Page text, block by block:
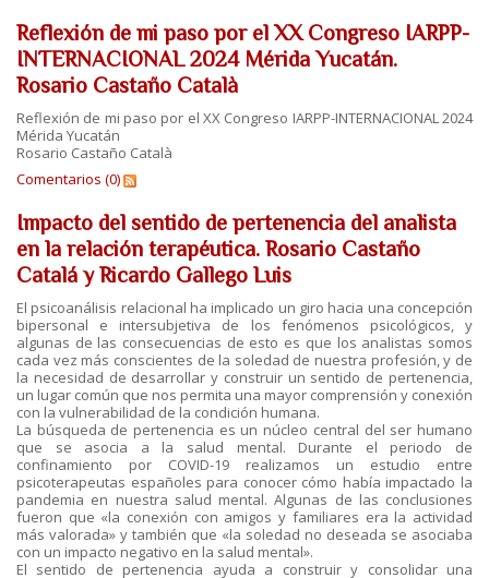
Reflexión de mi paso por el XX Congreso IARPP-
INTERNACIONAL 2024 Mérida Yucatán.
Rosario Castaño Català
Reflexión de mi paso por el XX Congreso IARPP-INTERNACIONAL 2024
Mérida Yucatán
Rosario Castaño Català
Comentarios (0)
Impacto del sentido de pertenencia del analista
en la relación terapéutica. Rosario Castaño
Catalá y Ricardo Gallego Luis
El psicoanálisis relacional ha implicado un giro hacia una concepción
bipersonal e intersubjetiva de los fenómenos psicológicos, y
algunas de las consecuencias de esto es que los analistas somos
cada vez más conscientes de la soledad de nuestra profesión, y de
la necesidad de desarrollar y construir un sentido de pertenencia,
un lugar común que nos permita una mayor comprensión y conexión
con la vulnerabilidad de la condición humana.
La búsqueda de pertenencia es un núcleo central del ser humano
que se asocia a la salud mental. Durante el periodo de
confinamiento por COVID-19 realizamos un estudio entre
psicoterapeutas españoles para conocer cómo había impactado la
pandemia en nuestra salud mental. Algunas de las conclusiones
fueron que «la conexión con amigos y familiares era la actividad
más valorada» y también que «la soledad no deseada se asociaba
con un impacto negativo en la salud mental».
El sentido de pertenencia ayuda a construir y consolidar una